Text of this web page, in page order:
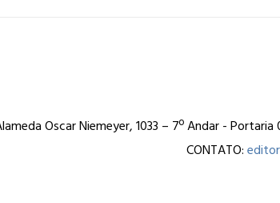
Oscar Niemeyer, 1033 – 7º Andar -
CONTATO: